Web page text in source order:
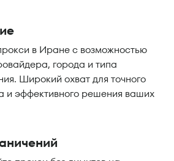
в Иране с возможностью
города и типа
Широкий охват для точного
и эффективного решения ваших